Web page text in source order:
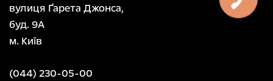
вулиця Ґарета Джонса,
буд. 9А
м. Київ
(044) 230-05-00